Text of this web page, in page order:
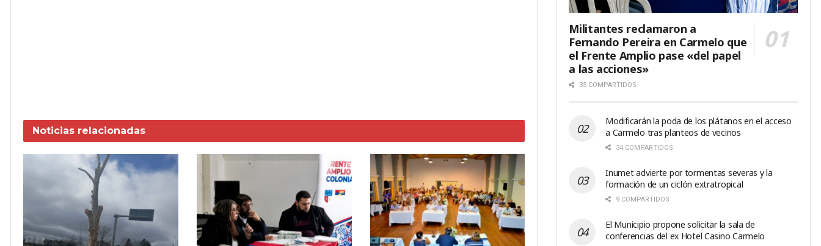
Noticias relacionadas
Militantes reclamaron a
Fernando Pereira en Carmelo que
el Frente Amplio pase «del papel
a las acciones»
35 COMPARTIDOS
Modificarán la poda de los plátanos en el acceso
a Carmelo tras planteos de vecinos
34 COMPARTIDOS
Inumet advierte por tormentas severas y la
formación de un ciclón extratropical
9 COMPARTIDOS
El Municipio propone solicitar la sala de
conferencias del ex Hotel Casino Carmelo